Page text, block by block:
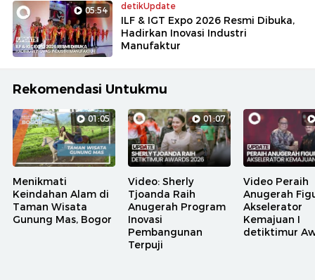
05:54 detikUpdate
ILF & IGT Expo 2026 Resmi Dibuka,
Hadirkan Inovasi Industri
Manufaktur
Rekomendasi Untukmu
01:05
Menikmati
Keindahan Alam di
Taman Wisata
Gunung Mas, Bogor
01:07
Video: Sherly
Tjoanda Raih
Anugerah Program
Inovasi
Pembangunan
Terpuji
Video Peraih
Anugerah
Akselerator
Kemajuan I
detiktimur